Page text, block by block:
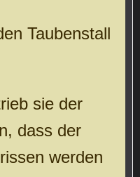
Taubenstall
sie der
dass der
werden